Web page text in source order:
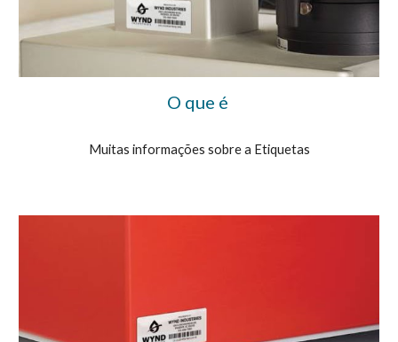
O que é
Muitas informações sobre a Etiquetas